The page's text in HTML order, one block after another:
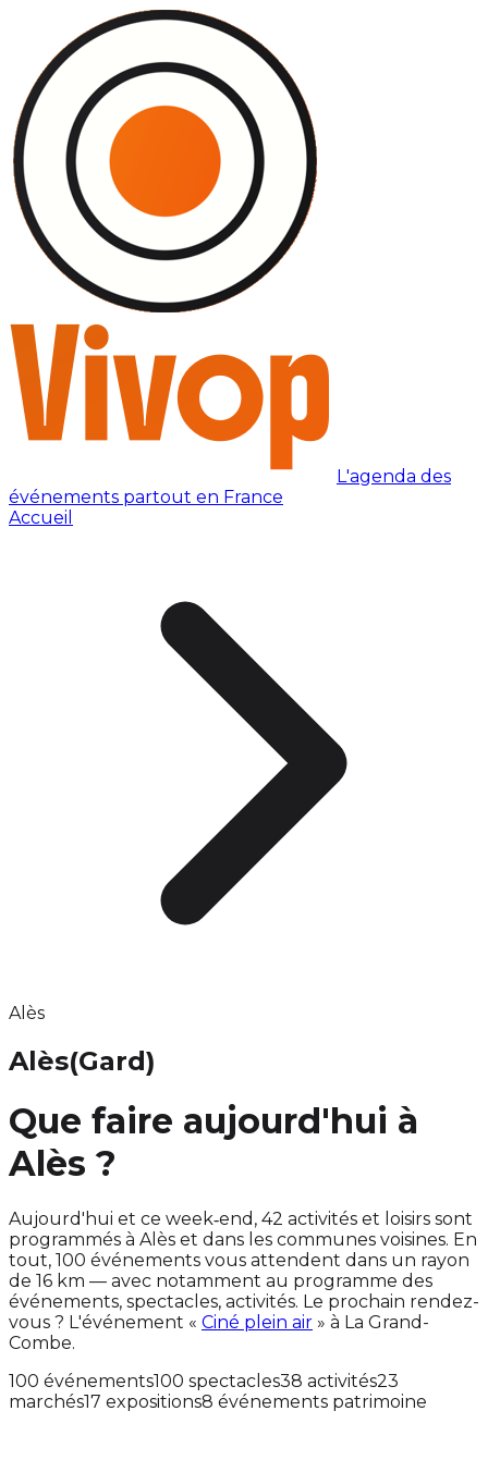
L'agenda des
événements partout en France
Accueil
Alès
Alès(Gard)
Que faire aujourd'hui à
Alès ?
Aujourd'hui et ce week‑end, 42 activités et loisirs sont
programmés à Alès et dans les communes voisines. En
tout, 100 événements vous attendent dans un rayon
de 16 km — avec notamment au programme des
événements, spectacles, activités. Le prochain rendez-
vous ? L'événement « Ciné plein air » à La Grand-
Combe.
100 événements100 spectacles38 activités23
marchés17 expositions8 événements patrimoine